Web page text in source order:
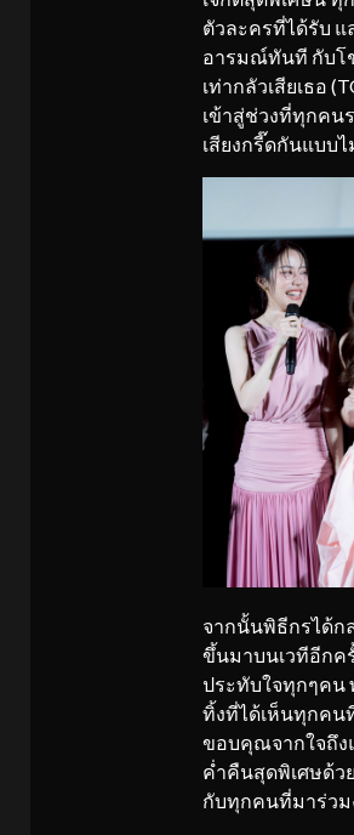
ตัวละครที่ได้รับ
อารมณ์ทันที กับโช
เท่ากลัวเสียเธอ
เข้าสู่ช่วงที่ทุกคน
เสียงกรี๊ดกันแบบ
จากนั้นพิธีกรได้ก
ขึ้นมาบนเวทีอีกค
ประทับใจทุกๆคน
ทิ้งที่ได้เห็นทุกคน
ขอบคุณจากใจถึง
ค่ำคืนสุดพิเศษด้ว
กับทุกคนที่มาร่วม